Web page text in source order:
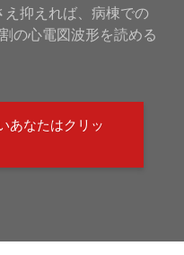
抑えれば、病棟での
の心電図波形を読める
あなたはクリッ